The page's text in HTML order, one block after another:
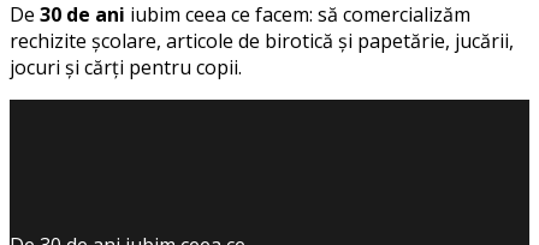
De 30 de ani iubim ceea ce facem: să comercializăm
rechizite școlare, articole de birotică și papetărie, jucării,
jocuri și cărți pentru copii.